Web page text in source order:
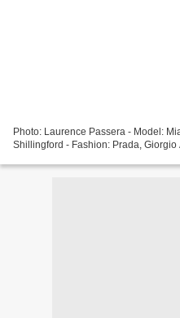
Photo: Laurence Passera - Model:
Shillingford - Fashion: Prada,